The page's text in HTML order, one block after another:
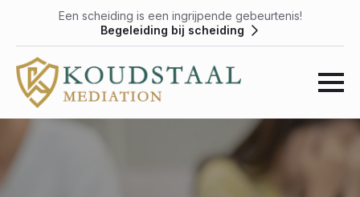
Een scheiding is een ingrijpende gebeurtenis!
Begeleiding bij scheiding